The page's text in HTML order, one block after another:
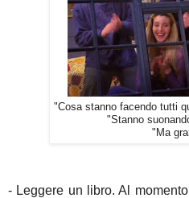
"Cosa stanno facendo tutti
"Stanno
"Ma
- Leggere un libro. Al